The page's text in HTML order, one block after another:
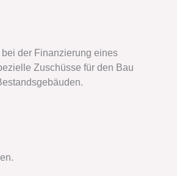
der Finanzierung eines
Zuschüsse für den Bau